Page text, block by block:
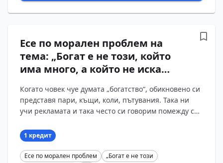
Есе по морален проблем на
тема: „Богат е не този, който
има много, а който не иска
Белоногата“ на Петко
Славейков
Когато човек чуе думата „богатство“, обикновено си
представя пари, къщи, коли, пътувания. Така ни
учи рекламата и така често си говорим помежду си.
1 кредит
Есе по морален проблем
„Богат е не този